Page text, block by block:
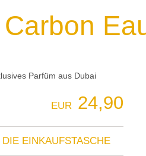
Parfüm aus Dubai
EUR 24,90
DIE EINKAUFSTASCHE